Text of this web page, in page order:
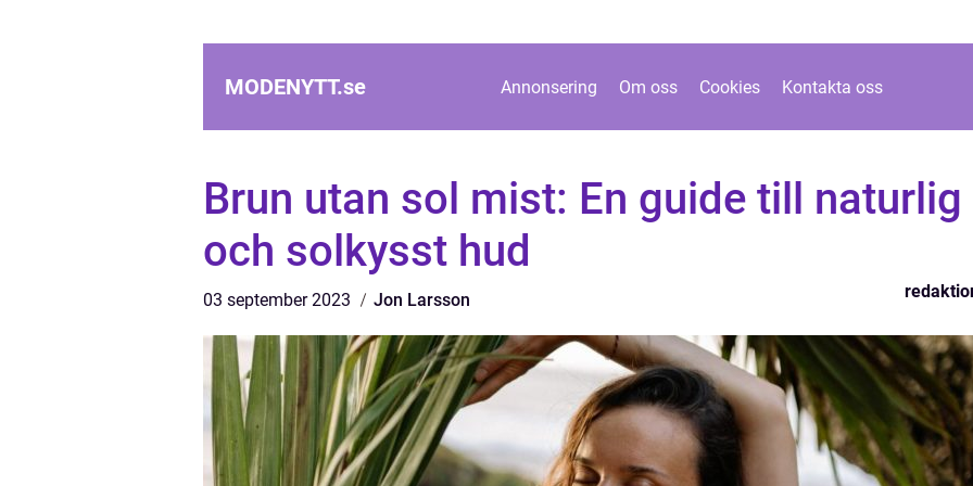
MODENYTT.se Annonsering Om oss Cookies Kontakta oss
Brun utan sol mist: En guide till naturlig
och solkysst hud
03 september 2023 Jon Larsson